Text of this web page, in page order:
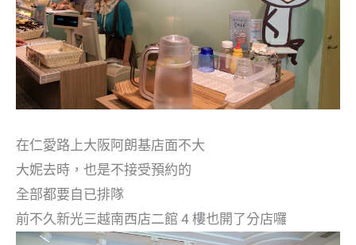
在仁愛路上大阪阿朗基店面不大
大妮去時，也是不接受預約的
全部都要自已排隊
前不久新光三越南西店二館 4 樓也開了分店囉